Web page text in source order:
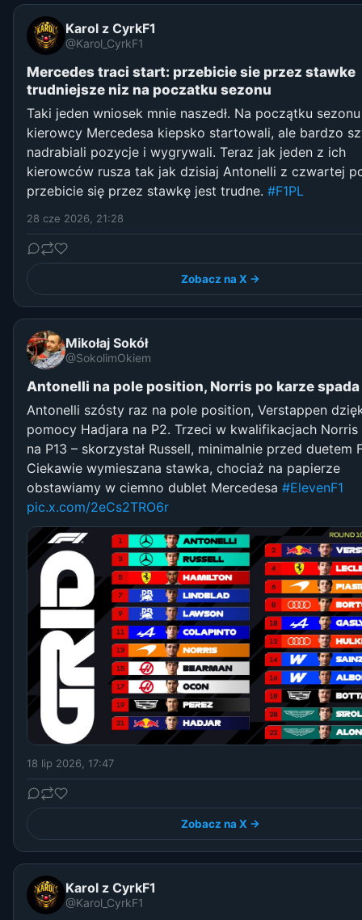
Karol z CyrkF1
@Karol_CyrkF1
Mercedes traci start: przebicie sie przez stawke
trudniejsze niz na poczatku sezonu
Taki jeden wniosek mnie naszedł. Na początku sezonu
kierowcy Mercedesa kiepsko startowali, ale bardzo
nadrabiali pozycje i wygrywali. Teraz jak jeden z ich
kierowców rusza tak jak dzisiaj Antonelli z czwartej
przebicie się przez stawkę jest trudne. #F1PL
28 cze 2026, 21:28
Zobacz na X →
Mikołaj Sokół
@SokolimOkiem
Antonelli na pole position, Norris po karze spada
Antonelli szósty raz na pole position, Verstappen
pomocy Hadjara na P2. Trzeci w kwalifikacjach
na P13 – skorzystał Russell, minimalnie przed duetem
Ciekawie wymieszana stawka, chociaż na papierze
obstawiamy w ciemno dublet Mercedesa #ElevenF1
pic.x.com/2eCs2TRO6r
18 lip 2026, 17:47
Zobacz na X →
Karol z CyrkF1
@Karol_CyrkF1